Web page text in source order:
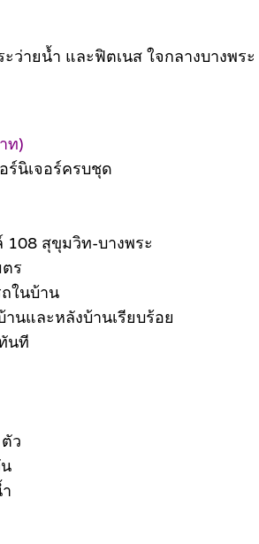
ว่ายน้ำ และฟิตเนส ใจกลางบางพระ
ท)
ร์นิเจอร์ครบชุด
108 สุขุมวิท-บางพระ
ร
ในบ้าน
นและหลังบ้านเรียบร้อย
นที
ว